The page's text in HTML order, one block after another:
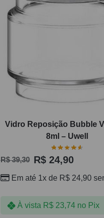
Vidro Reposição Bubble
8ml – Uwell
R$39,30 R$24,90
Em até 1x de R$24,90
À vista R$23,74 no Pix